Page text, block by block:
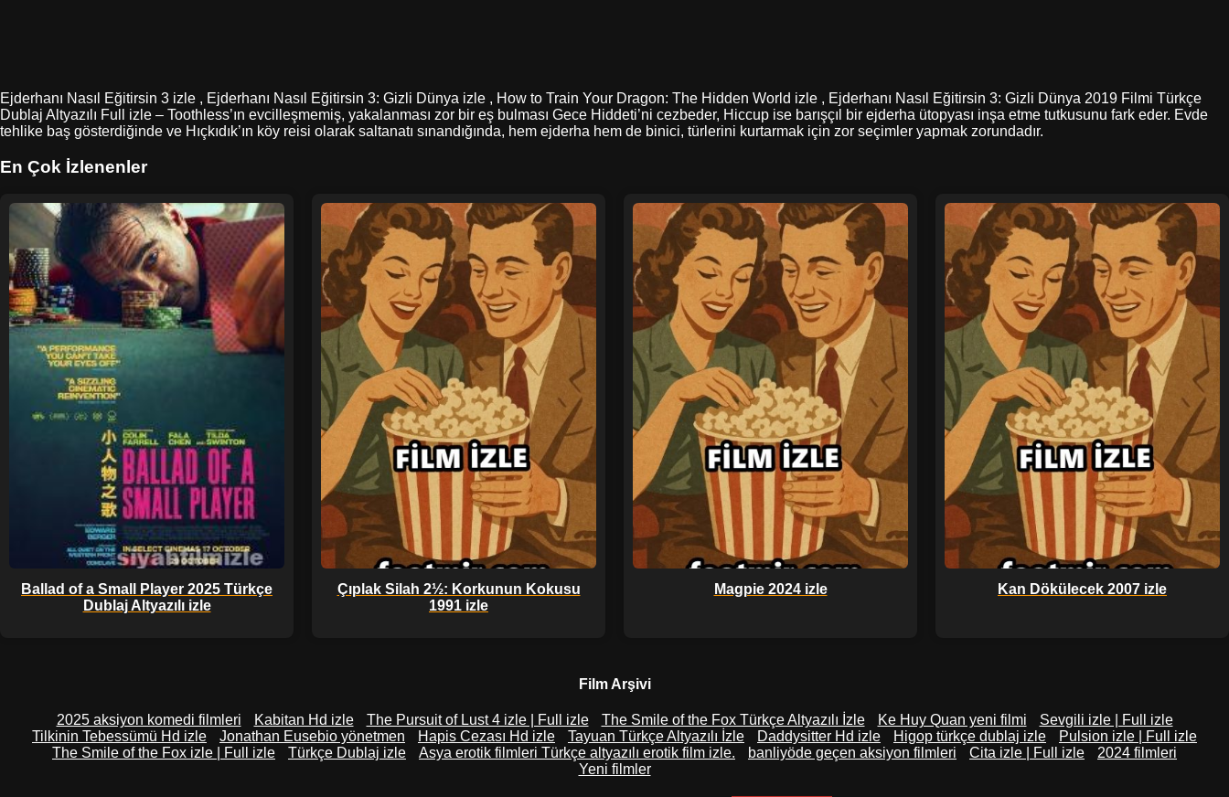
Ejderhanı Nasıl Eğitirsin 3 izle , Ejderhanı Nasıl Eğitirsin 3: Gizli Dünya izle , How to Train Your Dragon: The Hidden World izle , Ejderhanı Nasıl Eğitirsin 3: Gizli Dünya 2019 Filmi Türkçe
Dublaj Altyazılı Full izle – Toothless’ın evcilleşmemiş, yakalanması zor bir eş bulması Gece Hiddeti’ni cezbeder, Hiccup ise barışçıl bir ejderha ütopyası inşa etme tutkusunu fark eder. Evde
tehlike baş gösterdiğinde ve Hıçkıdık’ın köy reisi olarak saltanatı sınandığında, hem ejderha hem de binici, türlerini kurtarmak için zor seçimler yapmak zorundadır.
En Çok İzlenenler
Ballad of a Small Player 2025 Türkçe
Dublaj Altyazılı izle
Çıplak Silah 2½: Korkunun Kokusu
1991 izle
Magpie 2024 izle Kan Dökülecek 2007 izle
Film Arşivi
2025 aksiyon komedi filmleri Kabitan Hd izle The Pursuit of Lust 4 izle | Full izle The Smile of the Fox Türkçe Altyazılı İzle Ke Huy Quan yeni filmi
Sevgili izle | Full izle
Tilkinin Tebessümü Hd izle
Jonathan Eusebio yönetmen Hapis Cezası Hd izle Tayuan Türkçe Altyazılı İzle Daddysitter Hd izle Higop türkçe dublaj izle
Pulsion izle | Full izle
The Smile of the Fox izle | Full izle
Türkçe Dublaj izle Asya erotik filmleri Türkçe altyazılı erotik film izle. banliyöde geçen aksiyon filmleri Cita izle | Full izle
2024 filmleri
Yeni filmler